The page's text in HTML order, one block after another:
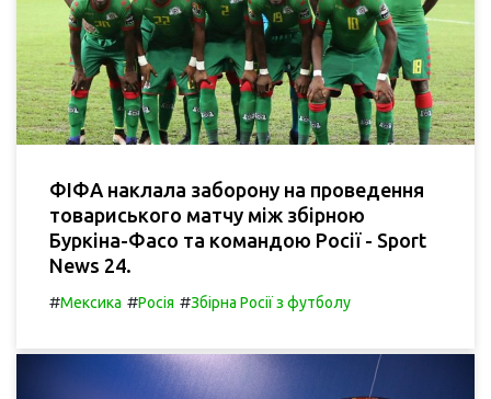
ФІФА наклала заборону на проведення
товариського матчу між збірною
Буркіна-Фасо та командою Росії - Sport
News 24.
#Мексика #Росія #Збірна Росії з футболу